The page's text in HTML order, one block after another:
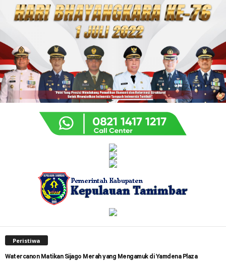
Peristiwa
Watercanon Matikan Sijago Merah yang Mengamuk di Yamdena Plaza